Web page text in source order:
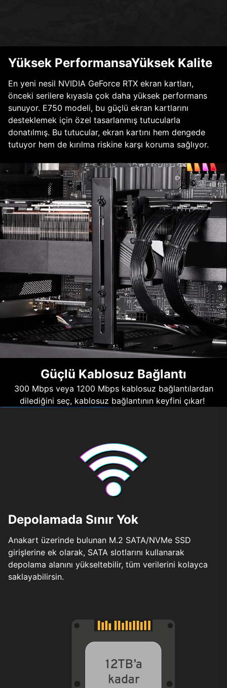
Yüksek PerformansaYüksek Kalite
En yeni nesil NVIDIA GeForce RTX ekran kartları,
önceki serilere kıyasla çok daha yüksek performans
sunuyor. E750 modeli, bu güçlü ekran kartlarını
desteklemek için özel tasarlanmış tutucularla
donatılmış. Bu tutucular, ekran kartını hem dengede
tutuyor hem de kırılma riskine karşı koruma sağlıyor.
Güçlü Kablosuz Bağlantı
300 Mbps veya 1200 Mbps kablosuz bağlantılardan
dilediğini seç, kablosuz bağlantının keyfini çıkar!
Depolamada Sınır Yok
Anakart üzerinde bulunan M.2 SATA/NVMe SSD
girişlerine ek olarak, SATA slotlarını kullanarak
depolama alanını yükseltebilir, tüm verilerini kolayca
saklayabilirsin.